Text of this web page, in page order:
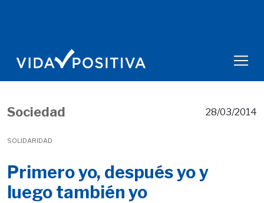
Sociedad
SOLIDARIDAD
28/03/2014
Primero yo, después yo y
luego también yo